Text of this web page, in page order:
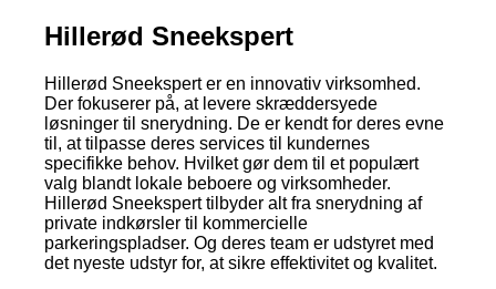
Hillerød Sneekspert
Hillerød Sneekspert er en innovativ virksomhed.
Der fokuserer på, at levere skræddersyede
løsninger til snerydning. De er kendt for deres evne
til, at tilpasse deres services til kundernes
specifikke behov. Hvilket gør dem til et populært
valg blandt lokale beboere og virksomheder.
Hillerød Sneekspert tilbyder alt fra snerydning af
private indkørsler til kommercielle
parkeringspladser. Og deres team er udstyret med
det nyeste udstyr for, at sikre effektivitet og kvalitet.